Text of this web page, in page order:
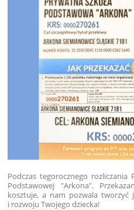
Podczas tegorocznego
Podstawowej "Arkona".
kosztuje, a nam pozwala tworzyć
i rozwoju Twojego dziecka!